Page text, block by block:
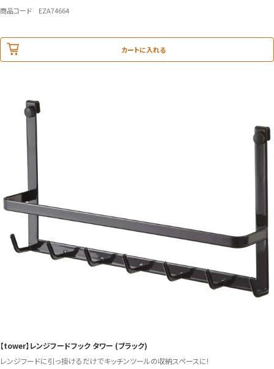
商品コード EZA74664
カートに入れる
【tower】レンジフードフック タワー (ブラック)
レンジフードに引っ掛けるだけでキッチンツールの収納スペースに!